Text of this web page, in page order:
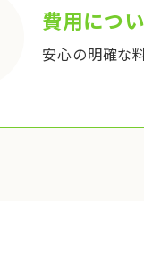
費用につ
安心の明確な